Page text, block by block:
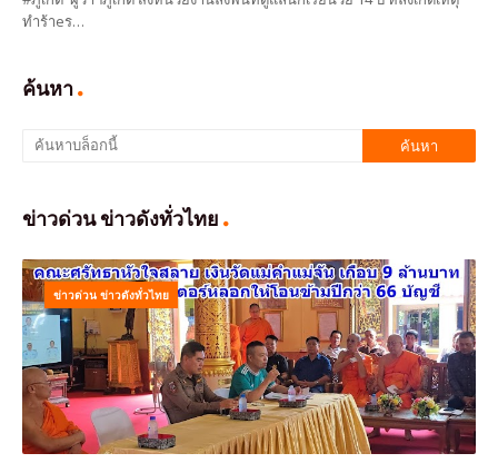
ทำร้าeร…
ค้นหา
ข่าวด่วน ข่าวดังทั่วไทย
ข่าวด่วน ข่าวดังทั่วไทย